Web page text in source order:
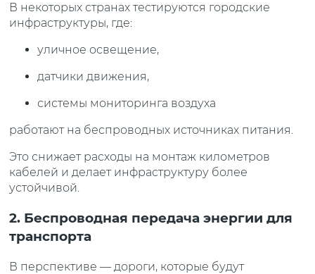
В некоторых странах тестируются городские
инфраструктуры, где:
уличное освещение,
датчики движения,
системы мониторинга воздуха
работают на беспроводных источниках питания.
Это снижает расходы на монтаж километров
кабелей и делает инфраструктуру более
устойчивой.
2. Беспроводная передача энергии для
транспорта
В перспективе — дороги, которые будут